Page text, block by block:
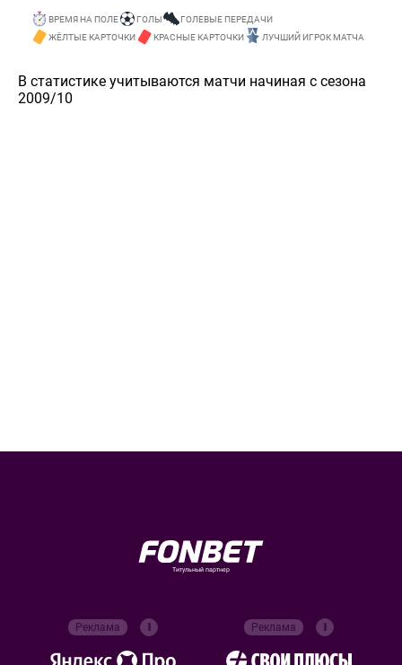
ВРЕМЯ НА ПОЛЕ ГОЛЫ
ГОЛЕВЫЕ ПЕРЕДАЧИ
ЖЁЛТЫЕ КАРТОЧКИ
КРАСНЫЕ КАРТОЧКИ ЛУЧШИЙ ИГРОК МАТЧА
В статистике учитываются матчи начиная с сезона
2009/10
Титульный партнер
Реклама Реклама